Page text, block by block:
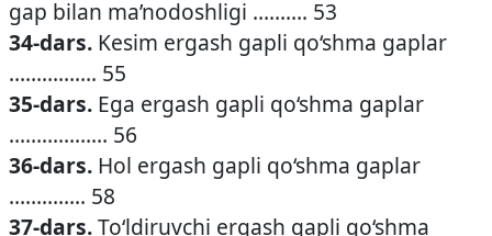
gap bilan ma’nodoshligi ………. 53
34-dars. Kesim ergash gapli qo‘shma gaplar
……………. 55
35-dars. Ega ergash gapli qo‘shma gaplar
……………… 56
36-dars. Hol ergash gapli qo‘shma gaplar
………….. 58
37-dars.To‘ldiruvchi ergash gapli qo‘shma